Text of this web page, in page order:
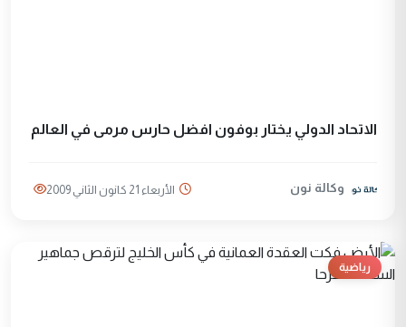
الاتحاد الدولي يختار بوفون افضل حارس مرمى في العالم
وكالة نون الأربعاء 21 كانون الثاني 2009
رياضية